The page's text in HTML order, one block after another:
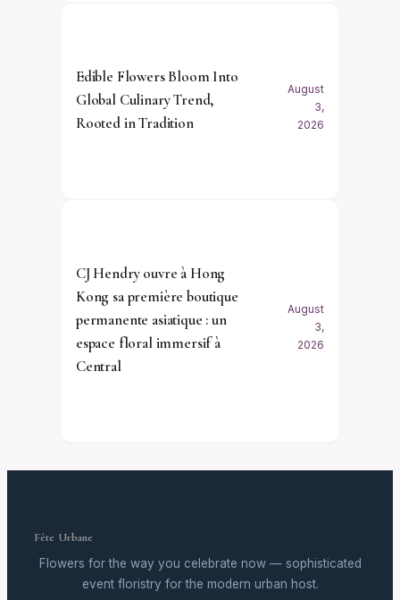
Edible Flowers Bloom Into
Global Culinary Trend,
Rooted in Tradition
August
3,
2026
CJ Hendry ouvre à Hong
Kong sa première boutique
permanente asiatique : un
espace floral immersif à
Central
August
3,
2026
Fête Urbane
Flowers for the way you celebrate now — sophisticated
event floristry for the modern urban host.